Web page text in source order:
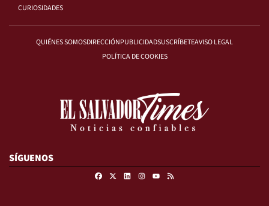
CURIOSIDADES
QUIÉNES SOMOSDIRECCIÓNPUBLICIDADSUSCRÍBETEAVISO LEGAL
POLÍTICA DE COOKIES
SÍGUENOS
FacebookLinkedinInstagram